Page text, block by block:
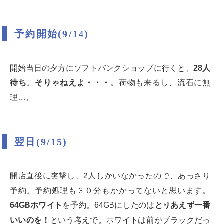
予約開始(9/14)
開始当日の夕方にソフトバンクショップに行くと、 28人
待ち 。 そりゃねえよ・・・ 。荷物も来るし、流石に無
理…。
翌日(9/15)
開店直後に突撃し、2人しかいなかったので、あっさり
予約。予約処理も３０分もかかってないと思います。
64GBホワイト を予約。64GBにしたのは とりあえず一番
いいのを！ という考えで。ホワイトは前がブラックだっ